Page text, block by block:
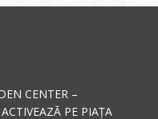
CENTER –
PE PIAȚA